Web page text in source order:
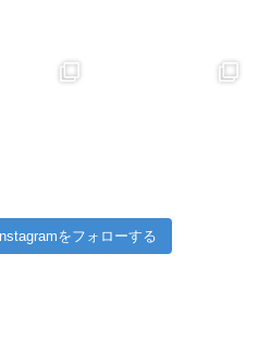
Instagramをフォローする